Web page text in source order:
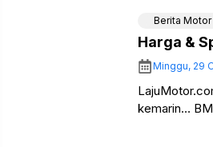
Berita Motor
Harga &
Minggu, 29
kemarin…